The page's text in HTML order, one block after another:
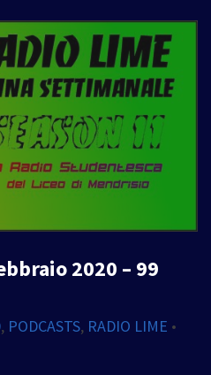
2020 – 99
, PODCASTS, RADIO LIME •